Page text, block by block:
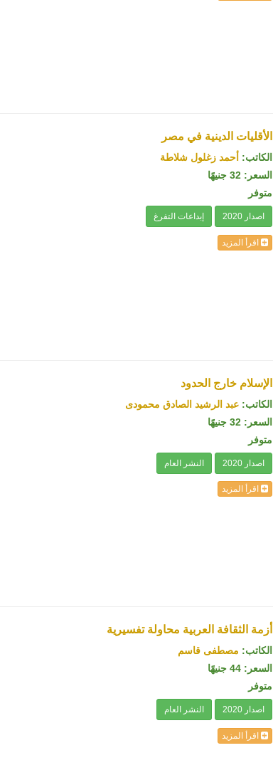
الأقليات الدينية في مصر
الكاتب: أحمد زغلول شلاطة
السعر: 32 جنيهًا
متوفر
اصدار 2020 إبداعات التفرغ
اقرأ المزيد
الإسلام خارج الحدود
الكاتب: عبد الرشيد الصادق محمودى
السعر: 32 جنيهًا
متوفر
اصدار 2020 النشر العام
اقرأ المزيد
أزمة الثقافة العربية محاولة تفسيرية
الكاتب: مصطفى قاسم
السعر: 44 جنيهًا
متوفر
اصدار 2020 النشر العام
اقرأ المزيد